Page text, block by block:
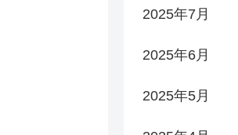
2025年7月
2025年6月
2025年5月